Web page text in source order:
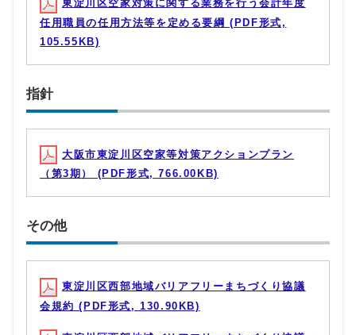
東淀川区空家対策に関する業務を行う会計年度
任用職員の任用方法等を定める要綱 (PDF形式,
105.55KB)
指針
大阪市東淀川区空家等対策アクションプラン
（第3期） (PDF形式, 766.00KB)
その他
東淀川区西部地域バリアフリーまちづくり協議
会規約 (PDF形式, 130.90KB)